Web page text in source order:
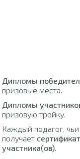
Дипломы
призовые места.
Дипломы
призовую тройку.
Каждый педагог,
получает
участника(ов).